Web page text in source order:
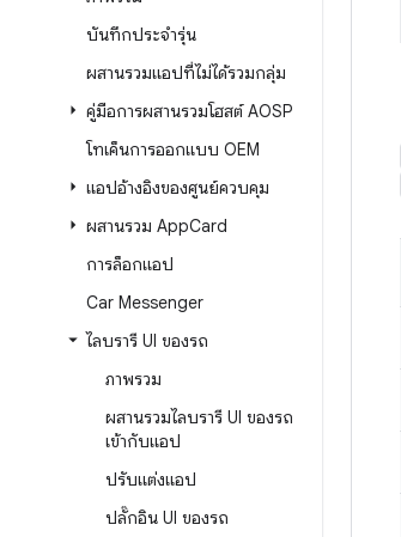
บันทึกประจำรุ่น
ผสานรวมแอปที่ไม่ได้รวมกลุ่ม
คู่มือการผสานรวมโฮสต์ AOSP
โทเค็นการออกแบบ OEM
แอปอ้างอิงของศูนย์ควบคุม
ผสานรวม AppCard
การล็อกแอป
Car Messenger
ไลบรารี UI ของรถ
ภาพรวม
ผสานรวมไลบรารี UI ของรถ
เข้ากับแอป
ปรับแต่งแอป
ปลั๊กอิน UI ของรถ